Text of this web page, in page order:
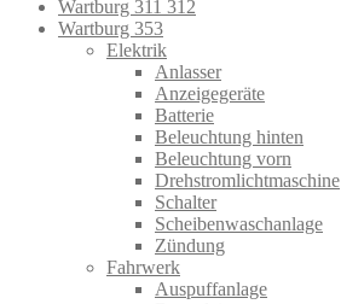
Wartburg 311 312
Wartburg 353
Elektrik
Anlasser
Anzeigegeräte
Batterie
Beleuchtung hinten
Beleuchtung vorn
Drehstromlichtmaschine
Schalter
Scheibenwaschanlage
Zündung
Fahrwerk
Auspuffanlage